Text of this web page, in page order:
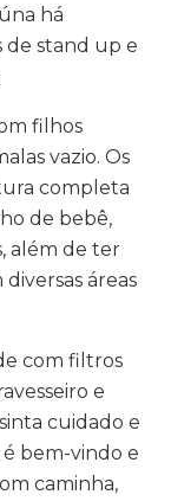
há
de stand up e
filhos
vazio. Os
completa
de bebê,
além de ter
áreas
com filtros
e
cuidado e
bem-vindo e
caminha,